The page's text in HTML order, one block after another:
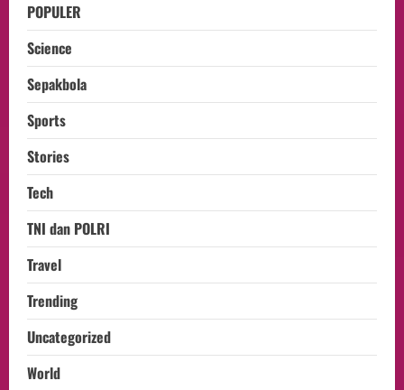
POPULER
Science
Sepakbola
Sports
Stories
Tech
TNI dan POLRI
Travel
Trending
Uncategorized
World